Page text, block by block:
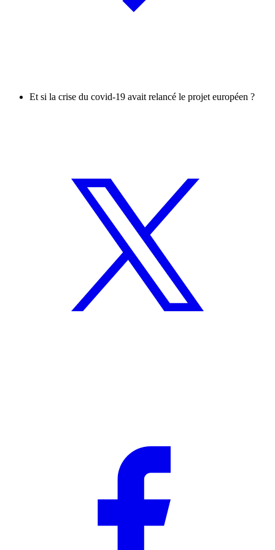
Et si la crise du covid-19 avait relancé le projet européen ?